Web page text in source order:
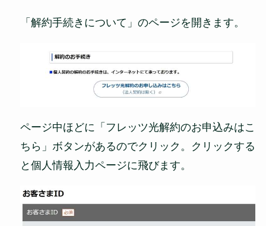
「解約手続きについて」のページを開きます。
ページ中ほどに「フレッツ光解約のお申込みはこ
ちら」ボタンがあるのでクリック。クリックする
と個人情報入力ページに飛びます。